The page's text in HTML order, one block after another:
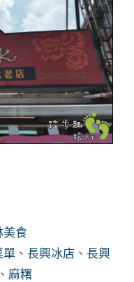
美食
單 、長興冰店 、長興
、 麻糬